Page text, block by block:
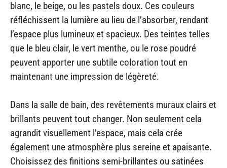
blanc, le beige, ou les pastels doux. Ces couleurs
réfléchissent la lumière au lieu de l’absorber, rendant
l’espace plus lumineux et spacieux. Des teintes telles
que le bleu clair, le vert menthe, ou le rose poudré
peuvent apporter une subtile coloration tout en
maintenant une impression de légèreté.
Dans la salle de bain, des revêtements muraux clairs et
brillants peuvent tout changer. Non seulement cela
agrandit visuellement l’espace, mais cela crée
également une atmosphère plus sereine et apaisante.
Choisissez des finitions semi-brillantes ou satinées